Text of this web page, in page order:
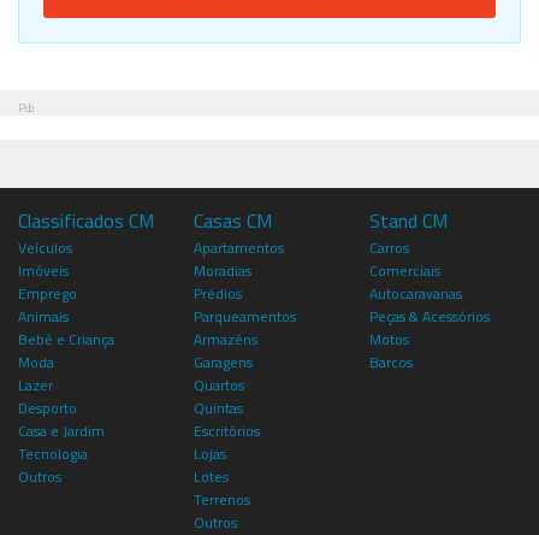
Pub
Classificados CM
Veículos
Imóveis
Emprego
Animais
Bebé e Criança
Moda
Lazer
Desporto
Casa e Jardim
Tecnologia
Outros
Casas CM
Apartamentos
Moradias
Prédios
Parqueamentos
Armazéns
Garagens
Quartos
Quintas
Escritórios
Lojas
Lotes
Terrenos
Outros
Stand CM
Carros
Comerciais
Autocaravanas
Peças & Acessórios
Motos
Barcos